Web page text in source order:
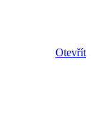
Otevřít